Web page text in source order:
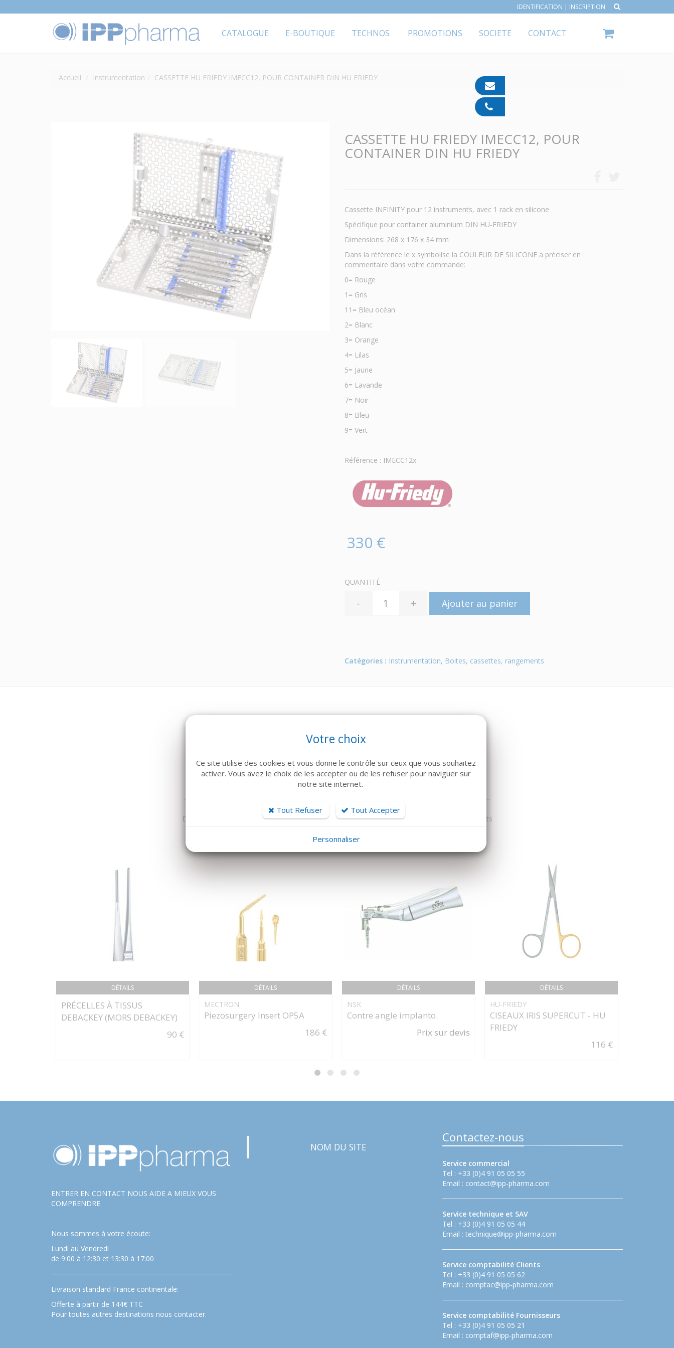
IDENTIFICATION | INSCRIPTION
CATALOGUE E-BOUTIQUE TECHNOS PROMOTIONS SOCIETE CONTACT
Accueil Instrumentation CASSETTE HU FRIEDY IMECC12, POUR CONTAINER DIN HU FRIEDY
CASSETTE HU FRIEDY IMECC12, POUR
CONTAINER DIN HU FRIEDY
Cassette INFINITY pour 12 instruments, avec 1 rack en silicone
Spécifique pour container aluminium DIN HU-FRIEDY
Dimensions: 268 x 176 x 34 mm
Dans la référence le x symbolise la COULEUR DE SILICONE a préciser en
commentaire dans votre commande:
0= Rouge
1= Gris
11= Bleu océan
2= Blanc
3= Orange
4= Lilas
5= Jaune
6= Lavande
7= Noir
8= Bleu
9= Vert
Référence : IMECC12x
330 €
QUANTITÉ
- + Ajouter au panier
Catégories : Instrumentation, Boites, cassettes, rangements
Dans la même famille de produits, découvrez également ces produits plébiscités par nos clients
DÉTAILS
PRÉCELLES À TISSUS
DEBACKEY (MORS DEBACKEY)
90 €
DÉTAILS
MECTRON
Piezosurgery Insert OP5A
186 €
DÉTAILS
NSK
Contre angle implanto.
Prix sur devis
DÉTAILS
HU-FRIEDY
CISEAUX IRIS SUPERCUT - HU
FRIEDY
116 €
ENTRER EN CONTACT NOUS AIDE A MIEUX VOUS
COMPRENDRE
Nous sommes à votre écoute:
Lundi au Vendredi
de 9:00 à 12:30 et 13:30 à 17:00
Livraison standard France continentale:
Offerte à partir de 144€ TTC
Pour toutes autres destinations nous contacter.
…
NOM DU SITE
Contactez-nous
Service commercial
Tel : +33 (0)4 91 05 05 55
Email : contact@ipp-pharma.com
Service technique et SAV
Tel : +33 (0)4 91 05 05 44
Email : technique@ipp-pharma.com
Service comptabilité Clients
Tel : +33 (0)4 91 05 05 62
Email : comptac@ipp-pharma.com
Service comptabilité Fournisseurs
Tel : +33 (0)4 91 05 05 21
Email : comptaf@ipp-pharma.com
pharma.com
91
05
55
Votre choix
Ce site utilise des cookies et vous donne le contrôle sur ceux que vous souhaitez
activer. Vous avez le choix de les accepter ou de les refuser pour naviguer sur
notre site internet.
Tout Refuser Tout Accepter
Personnaliser